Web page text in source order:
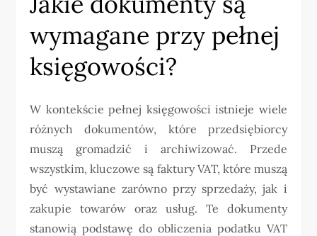
wymagane przy pełnej
księgowości?
W kontekście pełnej księgowości istnieje wiele
różnych dokumentów, które przedsiębiorcy
muszą gromadzić i archiwizować. Przede
wszystkim, kluczowe są faktury VAT, które muszą
być wystawiane zarówno przy sprzedaży, jak i
zakupie towarów oraz usług. Te dokumenty
stanowią podstawę do obliczenia podatku VAT